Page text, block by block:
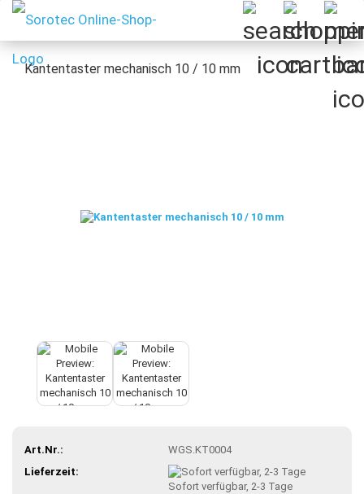
Kantentaster mechanisch 10 / 10 mm
Art.Nr.:
WGS.KT0004
Lieferzeit:
Sofort verfügbar, 2-3 Tage